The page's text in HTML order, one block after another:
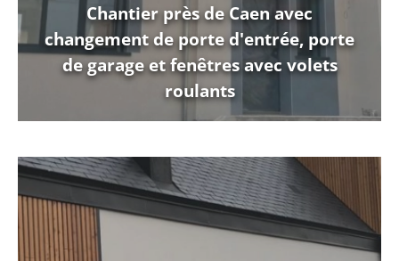
Chantier près de Caen avec
changement de porte d'entrée, porte
de garage et fenêtres avec volets
roulants